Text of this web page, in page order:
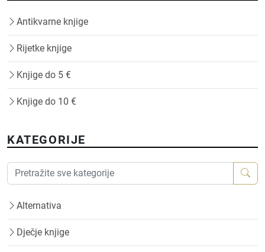
Antikvarne knjige
Rijetke knjige
Knjige do 5 €
Knjige do 10 €
KATEGORIJE
Alternativa
Dječje knjige